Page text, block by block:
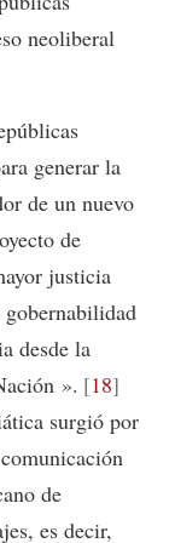
neoliberal
generar la
de un nuevo
de
justicia
desde la
». 18
surgió por
de
es decir,